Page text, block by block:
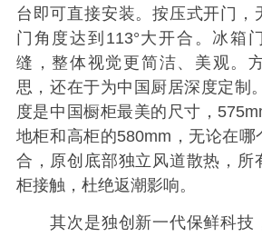
台即可直接安装。按压式开门，
门角度达到113°大开合。冰箱
缝，整体视觉更简洁、美观。
思，还在于为中国厨居深度定制
度是中国橱柜最美的尺寸，
地柜和高柜的580mm，无论在哪
合，原创底部独立风道散热，所
柜接触，杜绝返潮影响。
其次是独创新一代保鲜科技